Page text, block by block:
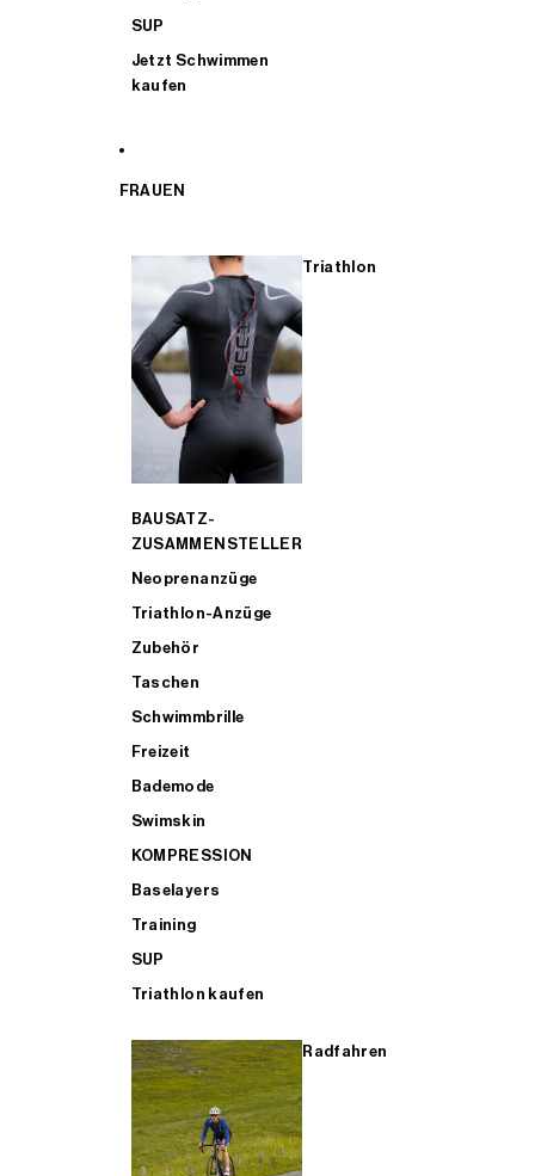
SUP
Jetzt Schwimmen
kaufen
FRAUEN
Triathlon
BAUSATZ-
ZUSAMMENSTELLER
Neoprenanzüge
Triathlon-Anzüge
Zubehör
Taschen
Schwimmbrille
Freizeit
Bademode
Swimskin
KOMPRESSION
Baselayers
Training
SUP
Triathlon kaufen
Radfahren